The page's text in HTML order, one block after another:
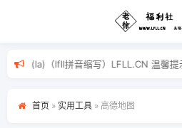
啦(la)（lfll拼音缩写）LFLL.CN 温馨提
首页 » 实用工具 » 高德地图